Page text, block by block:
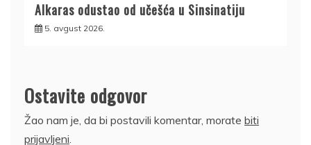
Alkaras odustao od učešća u Sinsinatiju
5. avgust 2026.
Ostavite odgovor
Žao nam je, da bi postavili komentar, morate biti
prijavljeni.